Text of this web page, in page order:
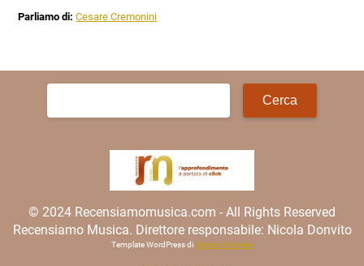
Parliamo di:Cesare Cremonini
Ricerca
© 2024 Recensiamomusica.com - All Rights Reserved
Recensiamo Musica. Direttore responsabile: Nicola Donvito
Template WordPress di Matteo Morreale